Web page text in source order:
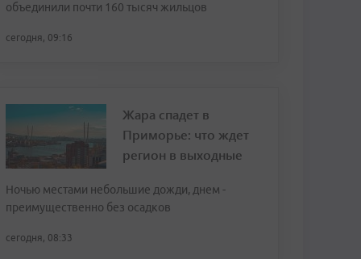
объединили почти 160 тысяч жильцов
сегодня, 09:16
Жара спадет в
Приморье: что ждет
регион в выходные
Ночью местами небольшие дожди, днем -
преимущественно без осадков
сегодня, 08:33